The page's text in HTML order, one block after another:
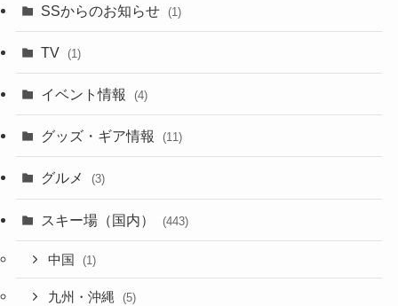
SSからのお知らせ (1)
TV (1)
イベント情報 (4)
グッズ・ギア情報 (11)
グルメ (3)
スキー場（国内） (443)
中国 (1)
九州・沖縄 (5)